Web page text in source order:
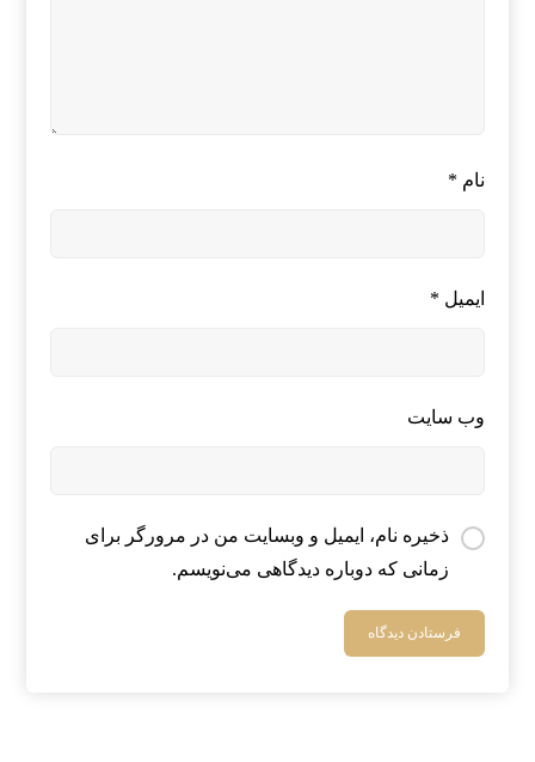
نام *
ایمیل *
وب‌ سایت
ذخیره نام، ایمیل و وبسایت من در مرورگر برای
زمانی که دوباره دیدگاهی می‌نویسم.